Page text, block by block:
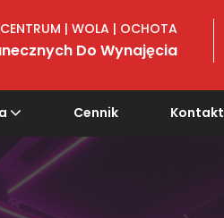
CENTRUM | WOLA | OCHOTA
Do Wynajęcia
Cennik Kontakt